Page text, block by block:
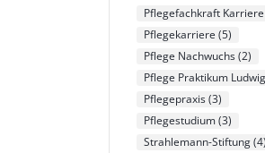
Pflegefachkraft Karriere
Pflegekarriere (5)
Pflege Nachwuchs(2)
Pflege Praktikum
Pflegepraxis(3)
Pflegestudium(3)
Strahlemann-Stiftung(4)